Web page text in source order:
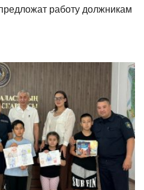
работу должникам